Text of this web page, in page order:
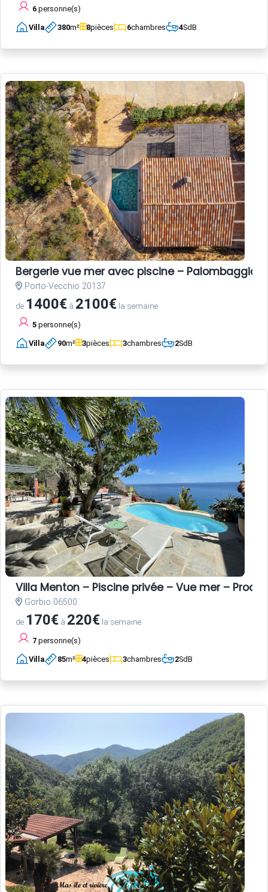
6 personne(s)
Villa 380m² 8pièces 6chambres 4SdB
Bergerie vue mer avec piscine – Palombaggia,
Porto-Vecchio 20137
de 1400€ à 2100€ la semaine
5 personne(s)
Villa 90m² 3pièces 3chambres 2SdB
Villa Menton – Piscine privée – Vue mer –
Gorbio 06500
de 170€ à 220€ la semaine
7 personne(s)
Villa 85m² 4pièces 3chambres 2SdB